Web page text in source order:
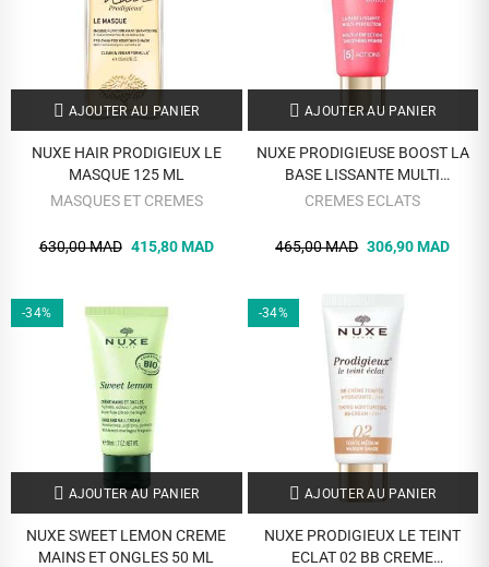
AJOUTER AU PANIER
NUXE HAIR PRODIGIEUX LE
MASQUE 125 ML
MASQUES ET CREMES
630,00 MAD 415,80 MAD
AJOUTER AU PANIER
NUXE PRODIGIEUSE BOOST LA
BASE LISSANTE MULTI
PERFECTION 30 ML
CREMES ECLATS
465,00 MAD 306,90 MAD
-34%
AJOUTER AU PANIER
NUXE SWEET LEMON CREME
MAINS ET ONGLES 50 ML
-34%
AJOUTER AU PANIER
NUXE PRODIGIEUX LE TEINT
ECLAT 02 BB CREME